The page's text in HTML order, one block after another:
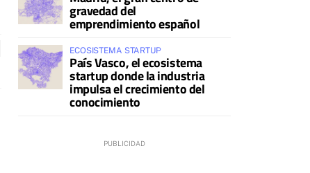
gravedad del
emprendimiento español
ECOSISTEMA STARTUP
País Vasco, el ecosistema
startup donde la industria
impulsa el crecimiento del
conocimiento